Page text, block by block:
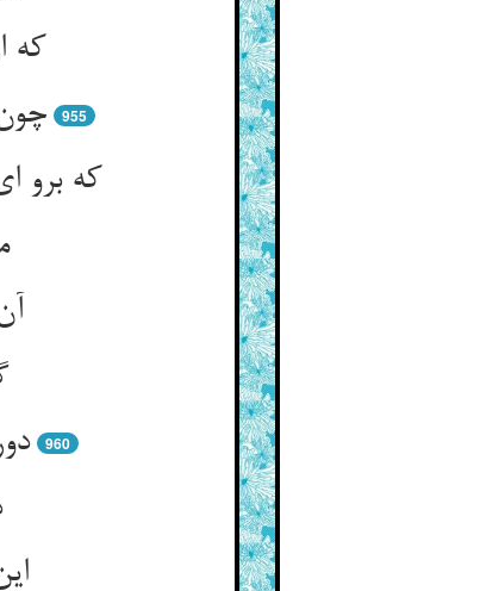
که
955
که برو
960